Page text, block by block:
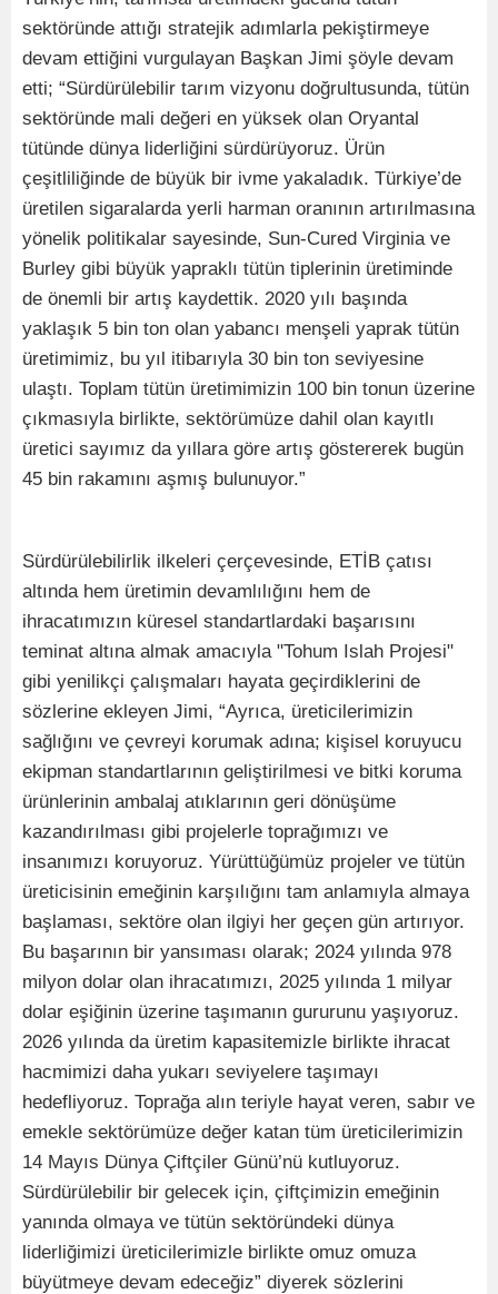
sektöründe attığı stratejik adımlarla pekiştirmeye
devam ettiğini vurgulayan Başkan Jimi şöyle devam
etti; “Sürdürülebilir tarım vizyonu doğrultusunda, tütün
sektöründe mali değeri en yüksek olan Oryantal
tütünde dünya liderliğini sürdürüyoruz. Ürün
çeşitliliğinde de büyük bir ivme yakaladık. Türkiye’de
üretilen sigaralarda yerli harman oranının artırılmasına
yönelik politikalar sayesinde, Sun-Cured Virginia ve
Burley gibi büyük yapraklı tütün tiplerinin üretiminde
de önemli bir artış kaydettik. 2020 yılı başında
yaklaşık 5 bin ton olan yabancı menşeli yaprak tütün
üretimimiz, bu yıl itibarıyla 30 bin ton seviyesine
ulaştı. Toplam tütün üretimimizin 100 bin tonun üzerine
çıkmasıyla birlikte, sektörümüze dahil olan kayıtlı
üretici sayımız da yıllara göre artış göstererek bugün
45 bin rakamını aşmış bulunuyor.”
Sürdürülebilirlik ilkeleri çerçevesinde, ETİB çatısı
altında hem üretimin devamlılığını hem de
ihracatımızın küresel standartlardaki başarısını
teminat altına almak amacıyla "Tohum Islah Projesi"
gibi yenilikçi çalışmaları hayata geçirdiklerini de
sözlerine ekleyen Jimi, “Ayrıca, üreticilerimizin
sağlığını ve çevreyi korumak adına; kişisel koruyucu
ekipman standartlarının geliştirilmesi ve bitki koruma
ürünlerinin ambalaj atıklarının geri dönüşüme
kazandırılması gibi projelerle toprağımızı ve
insanımızı koruyoruz. Yürüttüğümüz projeler ve tütün
üreticisinin emeğinin karşılığını tam anlamıyla almaya
başlaması, sektöre olan ilgiyi her geçen gün artırıyor.
Bu başarının bir yansıması olarak; 2024 yılında 978
milyon dolar olan ihracatımızı, 2025 yılında 1 milyar
dolar eşiğinin üzerine taşımanın gururunu yaşıyoruz.
2026 yılında da üretim kapasitemizle birlikte ihracat
hacmimizi daha yukarı seviyelere taşımayı
hedefliyoruz. Toprağa alın teriyle hayat veren, sabır ve
emekle sektörümüze değer katan tüm üreticilerimizin
14 Mayıs Dünya Çiftçiler Günü’nü kutluyoruz.
Sürdürülebilir bir gelecek için, çiftçimizin emeğinin
yanında olmaya ve tütün sektöründeki dünya
liderliğimizi üreticilerimizle birlikte omuz omuza
büyütmeye devam edeceğiz” diyerek sözlerini